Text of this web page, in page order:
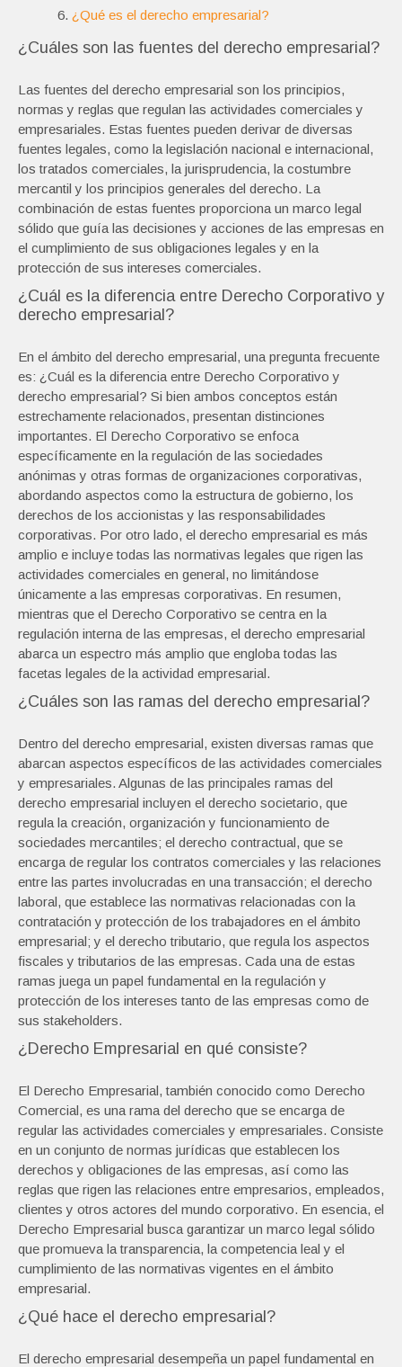
¿Qué es el derecho empresarial?
¿Cuáles son las fuentes del derecho empresarial?
Las fuentes del derecho empresarial son los principios,
normas y reglas que regulan las actividades comerciales y
empresariales. Estas fuentes pueden derivar de diversas
fuentes legales, como la legislación nacional e internacional,
los tratados comerciales, la jurisprudencia, la costumbre
mercantil y los principios generales del derecho. La
combinación de estas fuentes proporciona un marco legal
sólido que guía las decisiones y acciones de las empresas en
el cumplimiento de sus obligaciones legales y en la
protección de sus intereses comerciales.
¿Cuál es la diferencia entre Derecho Corporativo y
derecho empresarial?
En el ámbito del derecho empresarial, una pregunta frecuente
es: ¿Cuál es la diferencia entre Derecho Corporativo y
derecho empresarial? Si bien ambos conceptos están
estrechamente relacionados, presentan distinciones
importantes. El Derecho Corporativo se enfoca
específicamente en la regulación de las sociedades
anónimas y otras formas de organizaciones corporativas,
abordando aspectos como la estructura de gobierno, los
derechos de los accionistas y las responsabilidades
corporativas. Por otro lado, el derecho empresarial es más
amplio e incluye todas las normativas legales que rigen las
actividades comerciales en general, no limitándose
únicamente a las empresas corporativas. En resumen,
mientras que el Derecho Corporativo se centra en la
regulación interna de las empresas, el derecho empresarial
abarca un espectro más amplio que engloba todas las
facetas legales de la actividad empresarial.
¿Cuáles son las ramas del derecho empresarial?
Dentro del derecho empresarial, existen diversas ramas que
abarcan aspectos específicos de las actividades comerciales
y empresariales. Algunas de las principales ramas del
derecho empresarial incluyen el derecho societario, que
regula la creación, organización y funcionamiento de
sociedades mercantiles; el derecho contractual, que se
encarga de regular los contratos comerciales y las relaciones
entre las partes involucradas en una transacción; el derecho
laboral, que establece las normativas relacionadas con la
contratación y protección de los trabajadores en el ámbito
empresarial; y el derecho tributario, que regula los aspectos
fiscales y tributarios de las empresas. Cada una de estas
ramas juega un papel fundamental en la regulación y
protección de los intereses tanto de las empresas como de
sus stakeholders.
¿Derecho Empresarial en qué consiste?
El Derecho Empresarial, también conocido como Derecho
Comercial, es una rama del derecho que se encarga de
regular las actividades comerciales y empresariales. Consiste
en un conjunto de normas jurídicas que establecen los
derechos y obligaciones de las empresas, así como las
reglas que rigen las relaciones entre empresarios, empleados,
clientes y otros actores del mundo corporativo. En esencia, el
Derecho Empresarial busca garantizar un marco legal sólido
que promueva la transparencia, la competencia leal y el
cumplimiento de las normativas vigentes en el ámbito
empresarial.
¿Qué hace el derecho empresarial?
El derecho empresarial desempeña un papel fundamental en